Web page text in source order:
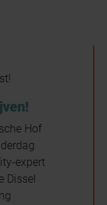
Hof
expert
Dissel